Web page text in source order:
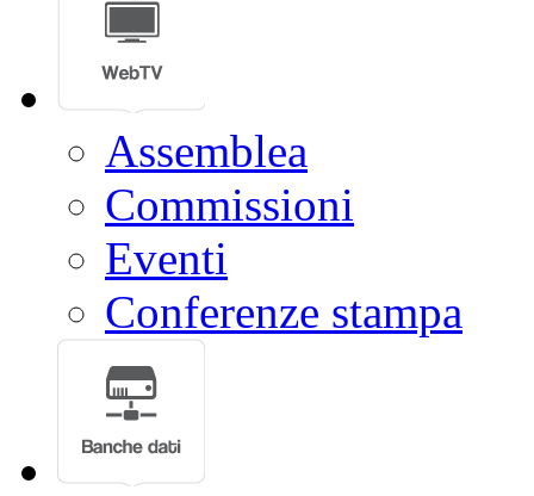
Assemblea
Commissioni
Eventi
Conferenze stampa